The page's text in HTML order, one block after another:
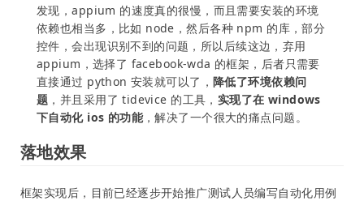
发现，appium 的速度真的很慢，而且需要安装的环境
依赖也相当多，比如 node，然后各种 npm 的库，部分
控件，会出现识别不到的问题，所以后续这边，弃用
appium，选择了 facebook-wda 的框架，后者只需要
直接通过 python 安装就可以了， 降低了环境依赖问
题 ，并且采用了 tidevice 的工具， 实现了在 windows
下自动化 ios 的功能，解决了一个很大的痛点问题。
落地效果
框架实现后，目前已经逐步开始推广测试人员编写自动化用例